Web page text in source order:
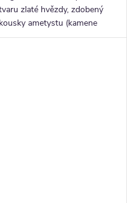
zlaté hvězdy, zdobený
kousky ametystu (kamene
a doplněný broušeným